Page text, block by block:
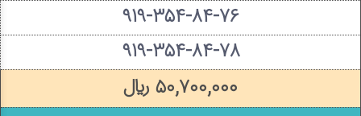
۹۱۹-۳۵۴-۸۴-۷۶
۹۱۹-۳۵۴-۸۴-۷۸
۵۰,۷۰۰,۰۰۰ ریال